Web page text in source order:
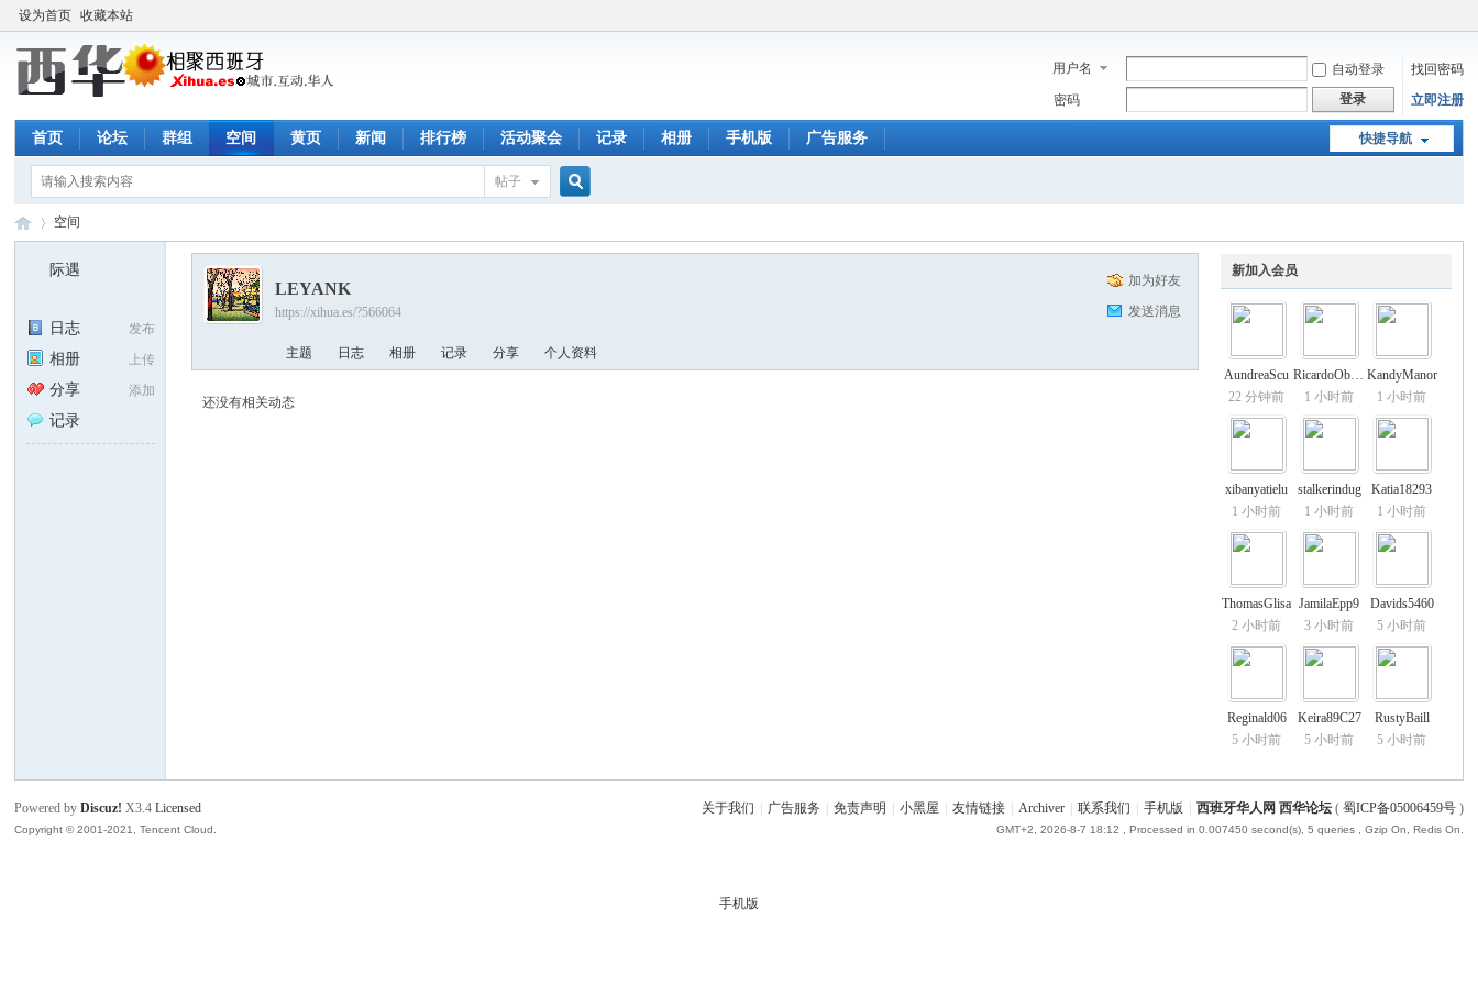
设为首页 收藏本站
用户名 自动登录
找回密码
密码
登录 立即注册
快捷导航
首页 论坛 群组 空间 黄页 新闻 排行榜 活动聚会 记录 相册 手机版 广告服务
帖子
›
空间
际遇
发布
日志
上传
相册
添加
分享
记录
新加入会员
AundreaScu
22 分钟前
RicardoObevy
1 小时前
KandyManor
1 小时前
xibanyatielu
1 小时前
stalkerindug
1 小时前
Katia18293
1 小时前
ThomasGlisa
2 小时前
JamilaEpp9
3 小时前
Davids5460
5 小时前
Reginald06
5 小时前
Keira89C27
5 小时前
RustyBaill
5 小时前
加为好友
发送消息
LEYANK
https://xihua.es/?566064
主题 日志 相册 记录 分享 个人资料
还没有相关动态
关于我们 广告服务 免责声明 小黑屋 友情链接 Archiver 联系我们 手机版 西班牙华人网 西华论坛( 蜀ICP备05006459号)
GMT+2, 2026-8-7 18:12 , Processed in 0.007450 second(s), 5 queries , Gzip On, Redis On.
Powered byDiscuz! X3.4 Licensed
Copyright © 2001-2021, Tencent Cloud.
手机版